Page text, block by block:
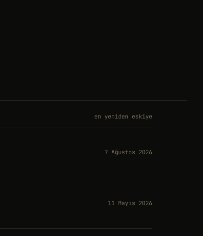
en yeniden eskiye
7 Ağustos 2026
11 Mayıs 2026